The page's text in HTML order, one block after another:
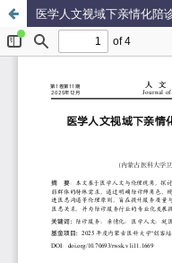
医学人文视域下亲情化陪